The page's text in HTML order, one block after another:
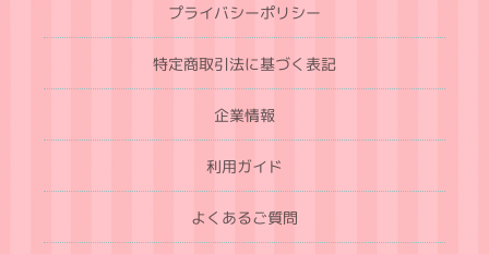
プライバシーポリシー
特定商取引法に基づく表記
企業情報
利用ガイド
よくあるご質問